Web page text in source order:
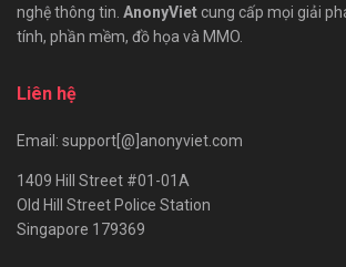
nghệ thông tin. AnonyViet cung cấp mọi giải
tính, phần mềm, đồ họa và MMO.
Liên hệ
Email: support[@]anonyviet.com
1409 Hill Street #01-01A
Old Hill Street Police Station
Singapore 179369